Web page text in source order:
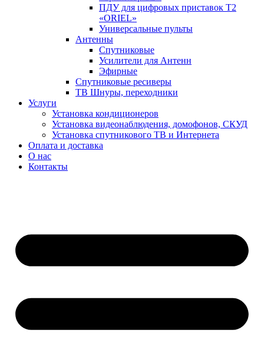
ПДУ для цифровых приставок Т2
«ORIEL»
Универсальные пульты
Антенны
Спутниковые
Усилители для Антенн
Эфирные
Спутниковые ресиверы
ТВ Шнуры, переходники
Услуги
Установка кондиционеров
Установка видеонаблюдения, домофонов, СКУД
Установка спутникового ТВ и Интернета
Оплата и доставка
О нас
Контакты